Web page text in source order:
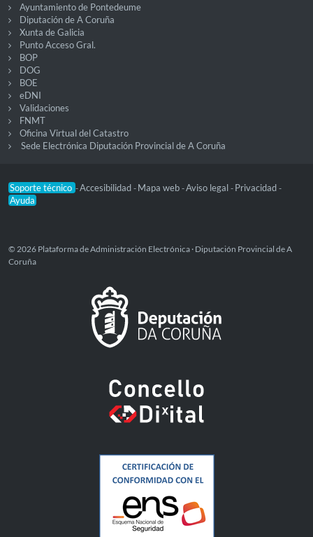
Ayuntamiento de Pontedeume
Diputación de A Coruña
Xunta de Galicia
Punto Acceso Gral.
BOP
DOG
BOE
eDNI
Validaciones
FNMT
Oficina Virtual del Catastro
Sede Electrónica Diputación Provincial de A Coruña
Soporte técnico -Accesibilidad - Mapa web -Aviso legal - Privacidad -
Ayuda
© 2026 Plataforma de Administración Electrónica · Diputación Provincial de A
Coruña